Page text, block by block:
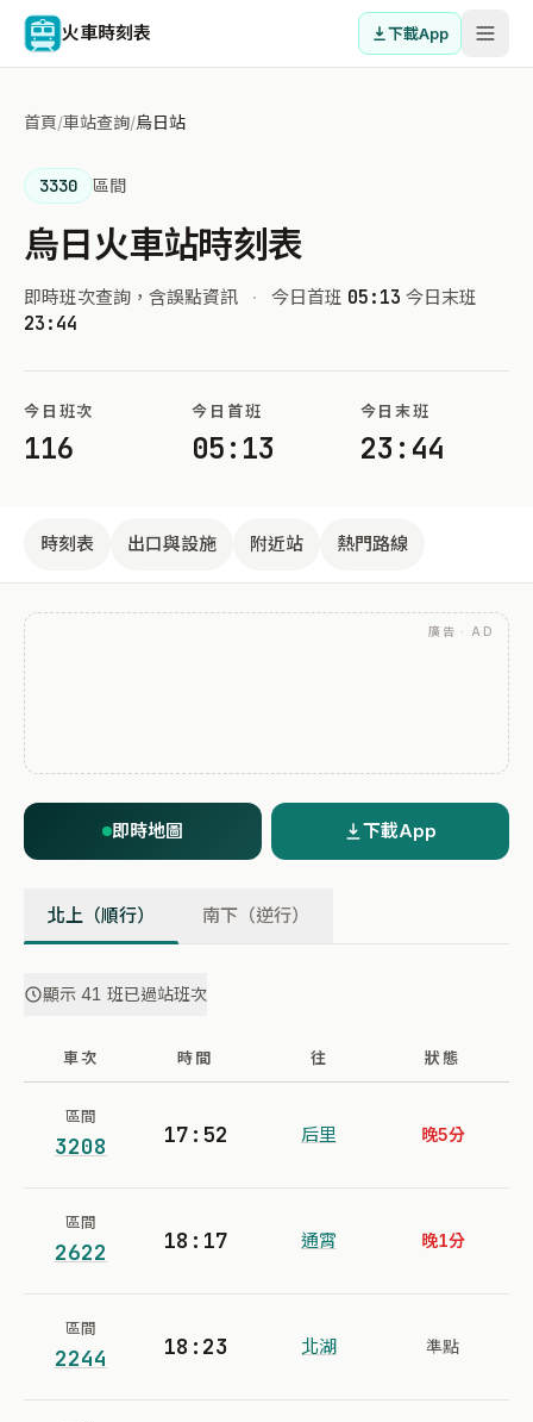
火車時刻表 下載App
首頁/車站查詢/烏日站
3330 區間
烏日火車站時刻表
即時班次查詢，含誤點資訊 · 今日首班 05:13 今日末班
23:44
今日班次
116
今日首班
05:13
今日末班
23:44
時刻表 出口與設施 附近站 熱門路線
廣告 · AD
即時地圖 下載App
北上（順行） 南下（逆行）
顯示 41 班已過站班次
車次 時間 往 狀態
區間
3208 17:52 后里 晚5分
區間
2622 18:17 通霄 晚1分
區間
2244 18:23 北湖 準點